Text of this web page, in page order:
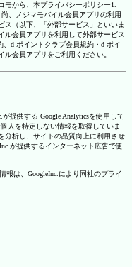
モから、本プライバシーポリシー1.
、ノジマモバイル会員アプリの利用
ス（以下、「外部サービス」といいま
ル会員アプリを利用して外部サービス
d ポイントクラブ会員規約・d ポイ
会員アプリをご利用ください。
提供する Google Analyticsを使用して
人を特定しない情報を取得していま
分析し、サイトの品質向上に利用させ
が提供するインターネット広告で使
報は、GoogleInc.により同社のプライ